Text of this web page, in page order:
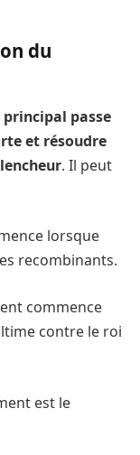
du
passe
et résoudre
. Il peut
lorsque
recombinants.
commence
contre le roi
est le